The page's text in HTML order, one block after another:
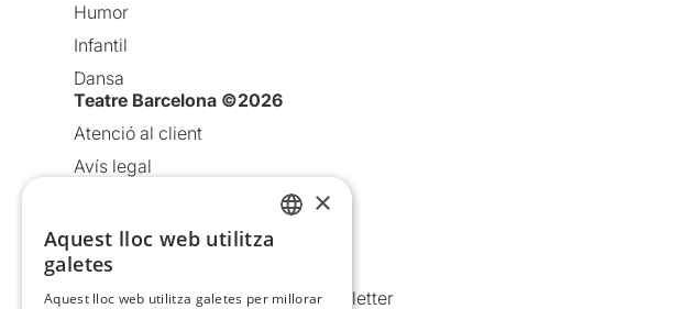
Humor
Infantil
Dansa
Teatre Barcelona ©2026
Atenció al client
Avís legal
Política de cookies
Condicions d’ús
Comunicacions comercials i Newsletter
×
Aquest lloc web utilitza
galetes
Aquest lloc web utilitza galetes per millorar